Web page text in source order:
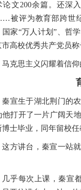
论文200余篇。还深
被评为教育部跨世
国家“万人计划”、哲
市高校优秀共产党员
马克思主义闪耀着信仰
秦宣生于湖北荆门的
他打开了一片广阔天
博士毕业，同年留校
这方讲台，秦宣一站
几乎每次上课，秦宣